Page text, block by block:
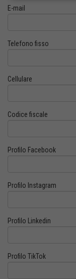
E-mail
Telefono fisso
Cellulare
Codice fiscale
Profilo Facebook
Profilo Instagram
Profilo Linkedin
Profilo TikTok